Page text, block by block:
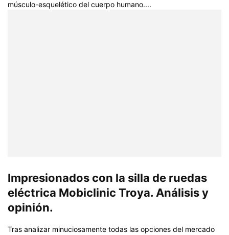
músculo-esquelético del cuerpo humano....
Impresionados con la silla de ruedas
eléctrica Mobiclinic Troya. Análisis y
opinión.
Tras analizar minuciosamente todas las opciones del mercado